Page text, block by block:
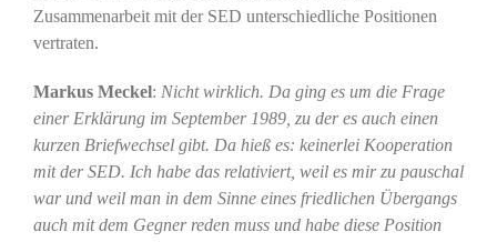
Zusammenarbeit mit der SED unterschiedliche Positionen
vertraten.
Markus Meckel: Nicht wirklich. Da ging es um die Frage
einer Erklärung im September 1989, zu der es auch einen
kurzen Briefwechsel gibt. Da hieß es: keinerlei Kooperation
mit der SED. Ich habe das relativiert, weil es mir zu pauschal
war und weil man in dem Sinne eines friedlichen Übergangs
auch mit dem Gegner reden muss und habe diese Position